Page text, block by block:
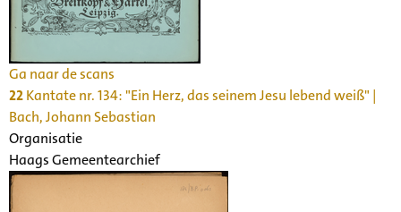
Ga naar de scans
22Kantate nr. 134: "Ein Herz, das seinem Jesu lebend weiß" |
Bach, Johann Sebastian
Organisatie
Haags Gemeentearchief